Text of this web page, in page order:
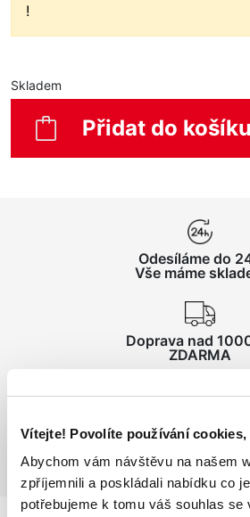
Vítejte! Povolíte používání
Abychom vám návštěvu na našem
zpříjemnili a poskládali nabídku co
potřebujeme k tomu váš souhlas se
!
Skladem
Přidat do košíku
Odesíláme do
Vše máme
Doprava nad
ZDARMA
do 14 dnů